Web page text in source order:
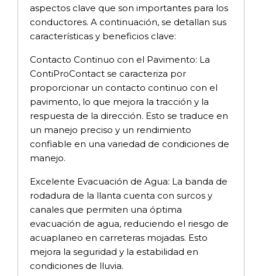
aspectos clave que son importantes para los
conductores. A continuación, se detallan sus
características y beneficios clave:
Contacto Continuo con el Pavimento: La
ContiProContact se caracteriza por
proporcionar un contacto continuo con el
pavimento, lo que mejora la tracción y la
respuesta de la dirección. Esto se traduce en
un manejo preciso y un rendimiento
confiable en una variedad de condiciones de
manejo.
Excelente Evacuación de Agua: La banda de
rodadura de la llanta cuenta con surcos y
canales que permiten una óptima
evacuación de agua, reduciendo el riesgo de
acuaplaneo en carreteras mojadas. Esto
mejora la seguridad y la estabilidad en
condiciones de lluvia.